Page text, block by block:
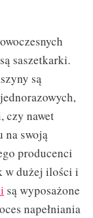
saszetkarki.
są
czy nawet
na swoją
producenci
w dużej ilości i
są wyposażone
napełniania